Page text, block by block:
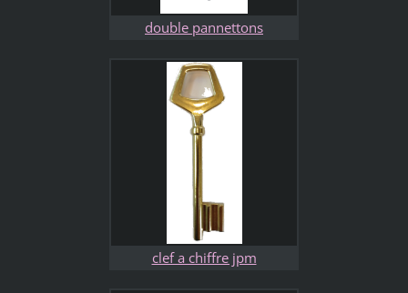
double pannettons
clef a chiffre jpm